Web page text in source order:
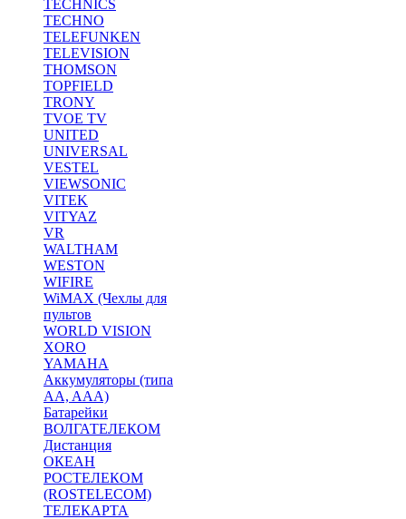
TECHNICS
TECHNO
TELEFUNKEN
TELEVISION
THOMSON
TOPFIELD
TRONY
TVOE TV
UNITED
UNIVERSAL
VESTEL
VIEWSONIC
VITEK
VITYAZ
VR
WALTHAM
WESTON
WIFIRE
WiMAX (Чехлы для
пультов
WORLD VISION
XORO
YAMAHA
Аккумуляторы (типа
AA, AAA)
Батарейки
ВОЛГАТЕЛЕКОМ
Дистанция
ОКЕАН
РОСТЕЛЕКОМ
(ROSTELECOM)
ТЕЛЕКАРТА